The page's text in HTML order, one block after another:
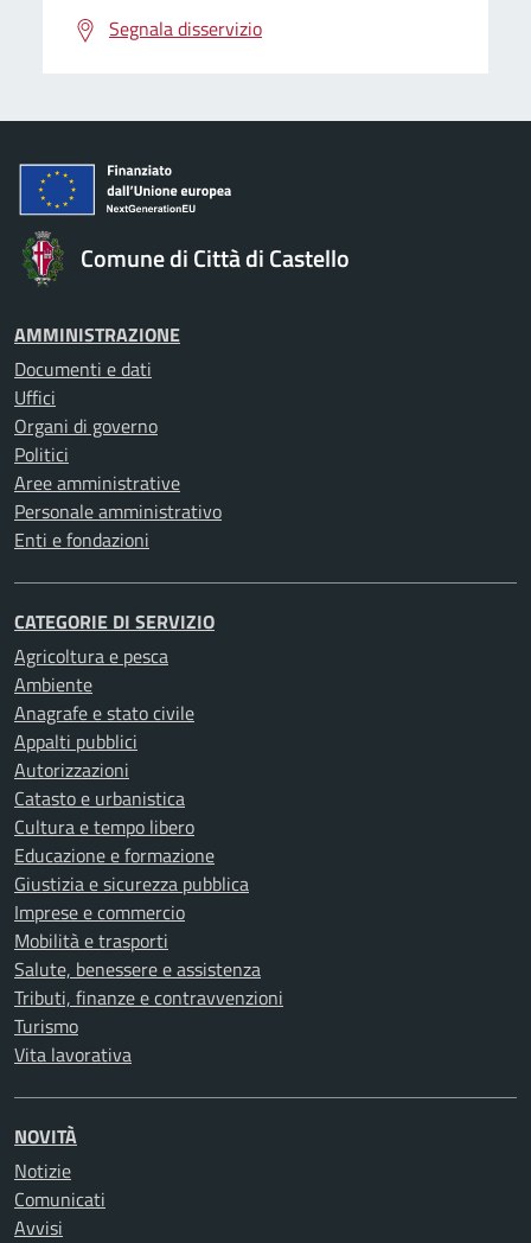
Segnala disservizio
Comune di Città di Castello
AMMINISTRAZIONE
Documenti e dati
Uffici
Organi di governo
Politici
Aree amministrative
Personale amministrativo
Enti e fondazioni
CATEGORIE DI SERVIZIO
Agricoltura e pesca
Ambiente
Anagrafe e stato civile
Appalti pubblici
Autorizzazioni
Catasto e urbanistica
Cultura e tempo libero
Educazione e formazione
Giustizia e sicurezza pubblica
Imprese e commercio
Mobilità e trasporti
Salute, benessere e assistenza
Tributi, finanze e contravvenzioni
Turismo
Vita lavorativa
NOVITÀ
Notizie
Comunicati
Avvisi